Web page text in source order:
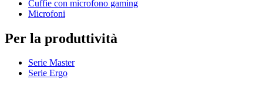
Cuffie con microfono gaming
Microfoni
Per la produttività
Serie Master
Serie Ergo